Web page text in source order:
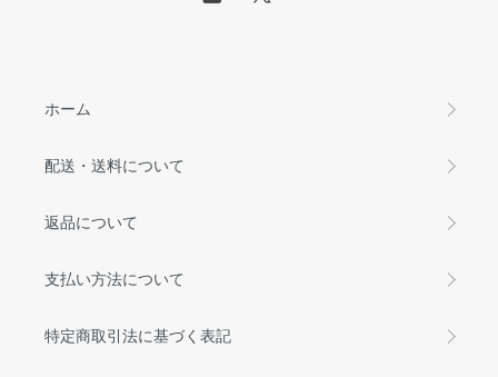
ホーム
配送・送料について
返品について
支払い方法について
特定商取引法に基づく表記